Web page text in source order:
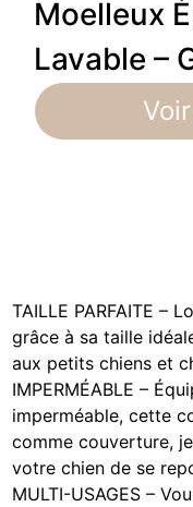
Moelleux
Lavable –
TAILLE PARFAITE –
grâce à sa taille
aux petits chiens et
IMPERMÉABLE –
imperméable, cette
comme couverture,
votre chien de se
MULTI-USAGES –